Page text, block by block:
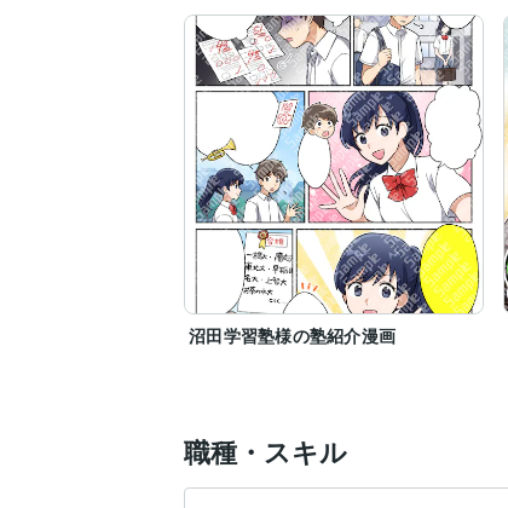
沼田学習塾様の塾紹介漫画
職種・スキル